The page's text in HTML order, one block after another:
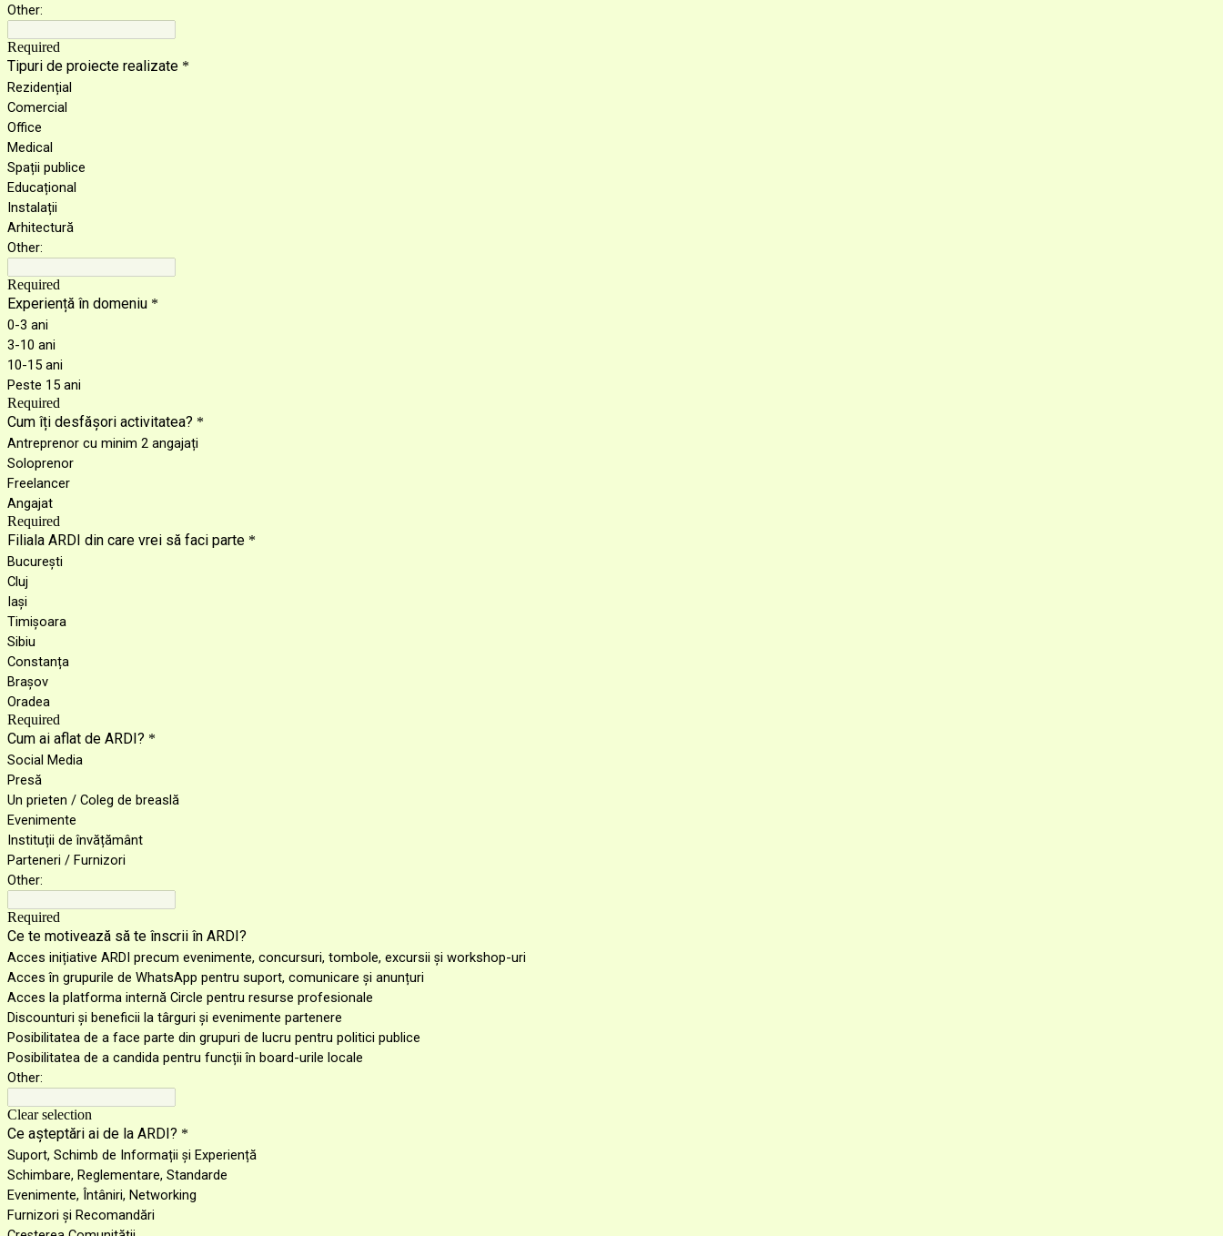
Other:
Required
Tipuri de proiecte realizate *
Rezidențial
Comercial
Office
Medical
Spații publice
Educațional
Instalații
Arhitectură
Other:
Required
Experiență în domeniu *
0-3 ani
3-10 ani
10-15 ani
Peste 15 ani
Required
Cum îți desfășori activitatea? *
Antreprenor cu minim 2 angajați
Soloprenor
Freelancer
Angajat
Required
Filiala ARDI din care vrei să faci parte *
București
Cluj
Iași
Timișoara
Sibiu
Constanța
Brașov
Oradea
Required
Cum ai aflat de ARDI? *
Social Media
Presă
Un prieten / Coleg de breaslă
Evenimente
Instituții de învățământ
Parteneri / Furnizori
Other:
Required
Ce te motivează să te înscrii în ARDI?
Acces inițiative ARDI precum evenimente, concursuri, tombole, excursii și workshop-uri
Acces în grupurile de WhatsApp pentru suport, comunicare și anunțuri
Acces la platforma internă Circle pentru resurse profesionale
Discounturi și beneficii la târguri și evenimente partenere
Posibilitatea de a face parte din grupuri de lucru pentru politici publice
Posibilitatea de a candida pentru funcții în board-urile locale
Other:
Clear selection
Ce așteptări ai de la ARDI? *
Suport, Schimb de Informații și Experiență
Schimbare, Reglementare, Standarde
Evenimente, Întâniri, Networking
Furnizori și Recomandări